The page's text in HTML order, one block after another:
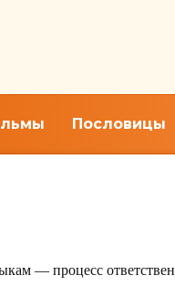
Пословицы
— процесс